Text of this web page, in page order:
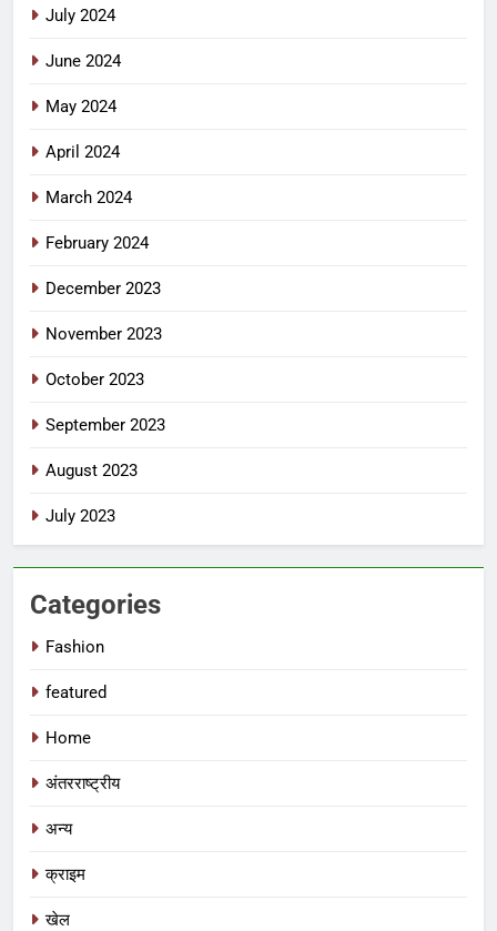
July 2024
June 2024
May 2024
April 2024
March 2024
February 2024
December 2023
November 2023
October 2023
September 2023
August 2023
July 2023
Categories
Fashion
featured
Home
अंतरराष्ट्रीय
अन्य
क्राइम
खेल